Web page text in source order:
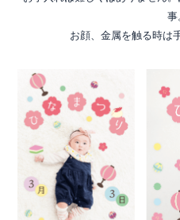
事
お顔、金属を触る時は